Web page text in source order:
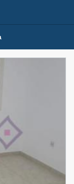
Metro Station
95,000 درهم